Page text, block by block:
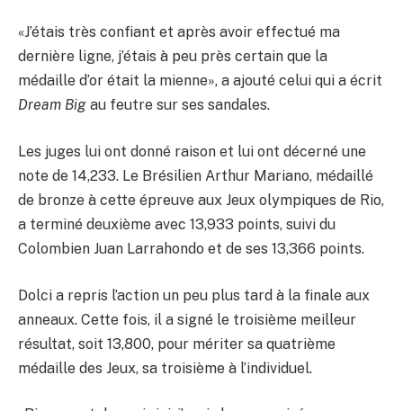
«J’étais très confiant et après avoir effectué ma
dernière ligne, j’étais à peu près certain que la
médaille d’or était la mienne», a ajouté celui qui a écrit
Dream Big au feutre sur ses sandales.
Les juges lui ont donné raison et lui ont décerné une
note de 14,233. Le Brésilien Arthur Mariano, médaillé
de bronze à cette épreuve aux Jeux olympiques de Rio,
a terminé deuxième avec 13,933 points, suivi du
Colombien Juan Larrahondo et de ses 13,366 points.
Dolci a repris l’action un peu plus tard à la finale aux
anneaux. Cette fois, il a signé le troisième meilleur
résultat, soit 13,800, pour mériter sa quatrième
médaille des Jeux, sa troisième à l’individuel.